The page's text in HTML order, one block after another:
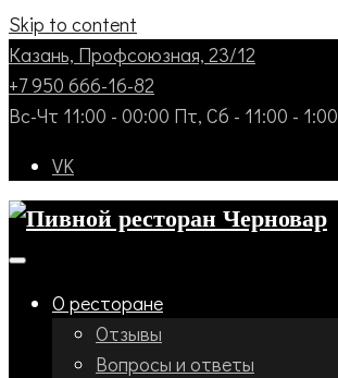
Skip to content
Казань, Профсоюзная, 23/12
+7 950 666-16-82
Вс-Чт 11:00 - 00:00 Пт, Сб - 11:00 - 1:00
VK
О ресторане
Отзывы
Вопросы и ответы